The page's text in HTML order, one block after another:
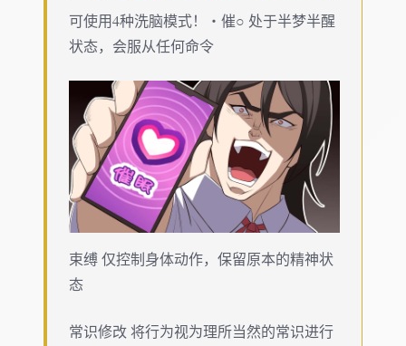
可使用4种洗脑模式！・催○ 处于半梦半醒
状态，会服从任何命令
束缚 仅控制身体动作，保留原本的精神状
态
常识修改 将行为视为理所当然的常识进行